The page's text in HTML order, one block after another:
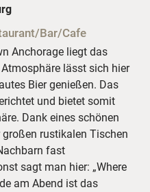
Bar/Cafe
Anchorage liegt das
lässt sich hier
Bier genießen. Das
und bietet somit
Dank eines schönen
rustikalen Tischen
fast
sagt man hier: „Where
am Abend ist das